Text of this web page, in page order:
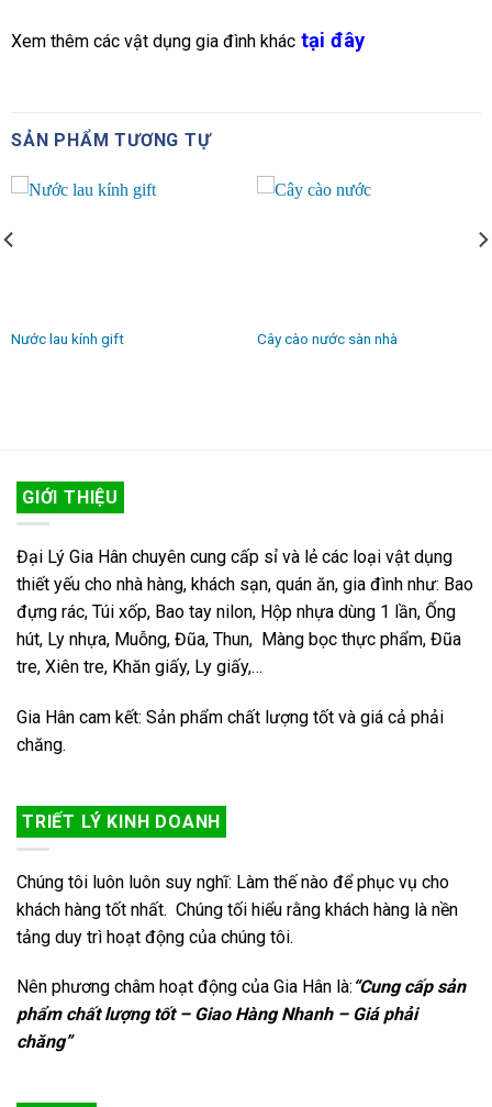
Xem thêm các vật dụng gia đình khác tại đây
SẢN PHẨM TƯƠNG TỰ
Nước lau kính gift Cây cào nước sàn nhà
GIỚI THIỆU
Đại Lý Gia Hân chuyên cung cấp sỉ và lẻ các loại vật dụng
thiết yếu cho nhà hàng, khách sạn, quán ăn, gia đình như: Bao
đựng rác, Túi xốp, Bao tay nilon, Hộp nhựa dùng 1 lần, Ống
hút, Ly nhựa, Muỗng, Đũa, Thun, Màng bọc thực phẩm, Đũa
tre, Xiên tre, Khăn giấy, Ly giấy,…
Gia Hân cam kết: Sản phẩm chất lượng tốt và giá cả phải
chăng.
TRIẾT LÝ KINH DOANH
Chúng tôi luôn luôn suy nghĩ: Làm thế nào để phục vụ cho
khách hàng tốt nhất. Chúng tối hiểu rằng khách hàng là nền
tảng duy trì hoạt động của chúng tôi.
Nên phương châm hoạt động của Gia Hân là: “Cung cấp sản
phẩm chất lượng tốt – Giao Hàng Nhanh – Giá phải
chăng”